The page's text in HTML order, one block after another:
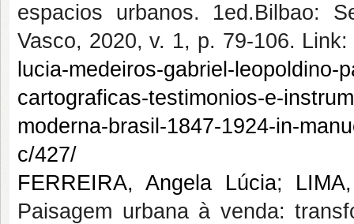
espacios urbanos. 1ed.Bilbao:
Vasco, 2020, v. 1, p. 79-106. Link:
lucia-medeiros-gabriel-
cartograficas-testimonios-e-
moderna-brasil-1847-1924-in-
c/427/
FERREIRA, Angela Lúcia;
Paisagem urbana à venda: